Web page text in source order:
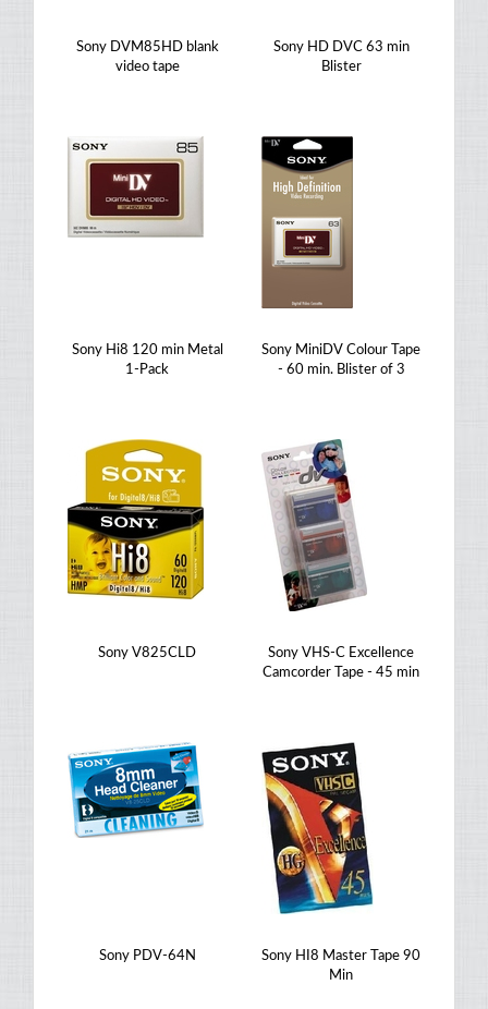
Sony DVM85HD blank
video tape
Sony HD DVC 63 min
Blister
Sony Hi8 120 min Metal
1-Pack
Sony MiniDV Colour Tape
- 60 min. Blister of 3
Sony V825CLD
Sony VHS-C Excellence
Camcorder Tape - 45 min
Sony PDV-64N
Sony HI8 Master Tape 90
Min